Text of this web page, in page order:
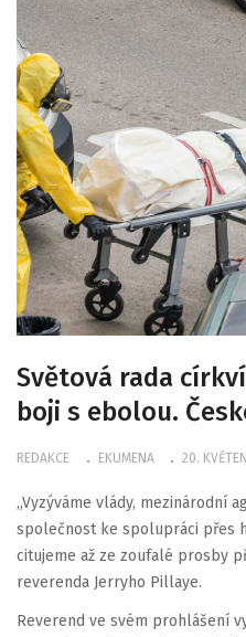
Světová rada
boji s ebolou.
REDAKCE EKUMENA 20.
„Vyzýváme vlády, mezinárodní
společnost ke spolupráci přes
citujeme až ze zoufalé prosby
reverenda Jerryho Pillaye.
Reverend ve svém prohlášení